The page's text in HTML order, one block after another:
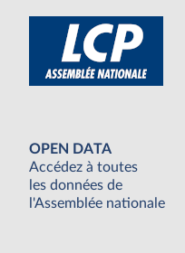
OPEN DATA
Accédez à toutes
les données de
l'Assemblée nationale